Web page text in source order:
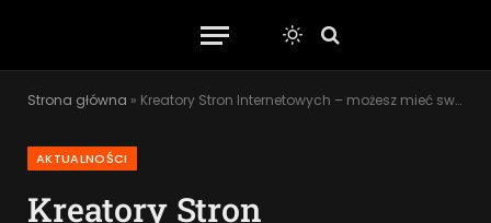
Strona główna » Kreatory Stron Internetowych – możesz mieć swój
AKTUALNOŚCI
Kreatory Stron